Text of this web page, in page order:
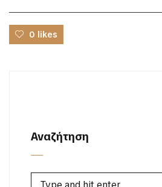
0 likes
Αναζήτηση